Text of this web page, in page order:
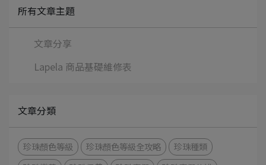
所有文章主題
文章分享
Lapela 商品基礎維修表
文章分類
珍珠顏色等級 珍珠顏色等級全攻略 珍珠種類